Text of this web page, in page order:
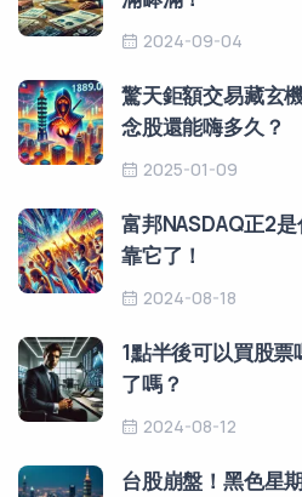
2024-09-04
驚天鉅額交易藏玄
念股還能嗨多久？
2025-01-09
富邦NASDAQ正2
靠它了！
2024-08-18
1點半後可以買股
了嗎？
2024-08-12
台股崩盤！黑色星